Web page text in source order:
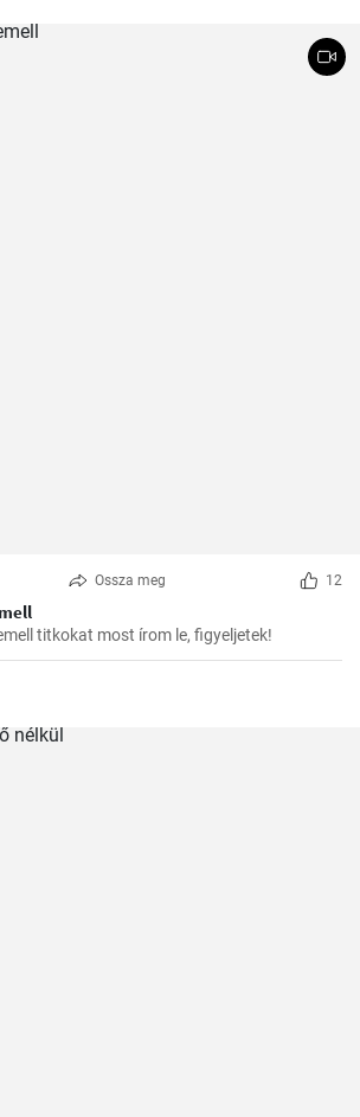
Ossza meg 12
titkokat most írom le, figyeljetek!